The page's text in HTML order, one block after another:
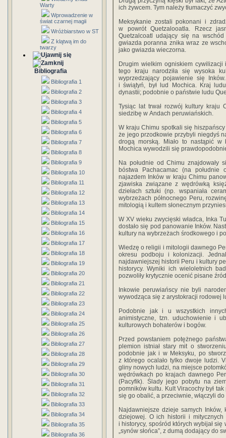
Warty
Wprowadzenie w
świat czarnej magii
Wróżbiarstwo w ST
Z klątwą im do
twarzy
Bibliografia
Bibliografia 1
Bibliografia 2
Bibliografia 3
Bibliografia 4
Bibliografia 5
Bibliografia 6
Bibliografia 7
Bibliografia 8
Bibliografia 9
Bibliografia 10
Bibliografia 11
Bibliografia 12
Bibliografia 13
Bibliografia 14
Bibliografia 15
Bibliografia 16
Bibliografia 17
Bibliografia 18
Bibliografia 19
Bibliografia 20
Bibliografia 21
Bibliografia 22
Bibliografia 23
Bibliografia 24
Bibliografia 25
Bibliografia 26
Bibliografia 27
Bibliografia 28
Bibliografia 29
Bibliografia 30
Bibliografia 31
Bibliografia 32
Bibliografia 33
Bibliografia 34
Bibliografia 35
Bibliografia 36
ich żywcem. Tym należy tłumaczyć
Meksykanie zostali pokonani i
w powrót Quetzalooatla. Rzecz
Quetzalcoatl udający się na
gwiazda poranna znika wraz ze
jako gwiazda wieczorna.
Drugim wielkim ogniskiem
tego kraju narodziła się wysoka
wyprzedzający pojawienie się
i świątyń, był lud Mochica. Kraj
dynastii; podobnie o państwie ludu
Tysiąc lat trwał rozwój kultury kraju
siedzibę w Andach peruwiańskich.
W kraju Chimu spotkali się
że jego przodkowie przybyli niegdyś
drogą morską. Miało to nastąpić
Mochica wywodzili się
Na południe od Chimu znajdowały
bóstwa Pachacamac (na
najazdem Inków w kraju Chimu
zjawiska związane z wędrówką
dziełach sztuki (np. wspaniała
wybrze­żach północnego Peru,
mitologią i kultem słonecznym
W XV wieku zwycięski władca, Inka
dostało się pod panowanie Inków.
kultury na wybrzeżach środkowego i
Wiedzę o religii i mitologii dawnego
okresu podboju i kolonizacji.
najdawniejszej historii Peru i kultury
historycy. Wyniki ich wieloletnich
pozwoliły krytycznie ocenić pisane
Inkowie peruwiańscy nie byli
wywodząca się z arystokracji rodowej
Podobnie jak i
u wszystkich
animistyczne, tzn. uduchowienie i
kulturowych bohaterów i bogów.
Przed powstaniem potężnego
plemion istniał stary mit o
podobnie jak i w Meksyku, po
z którego ocalało tylko dwoje ludzi.
gliny nowych ludzi, na miejsce
wędrówkach po krajach dawnego
(Pacyfik). Ślady jego pobytu na
pomników kultu. Kult Viracochy był
się go obalić, a przeciwnie, włączyli
Najdawniejsze dzieje samych Inków,
dziejowej. O ich
historii i
i historycy, spośród których wybijał
„synów słońca”, z dumą dodający do